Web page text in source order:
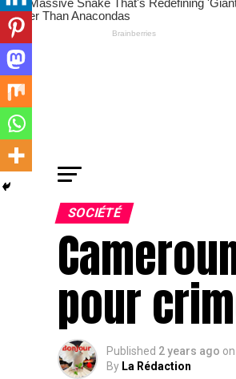
SOCIÉTÉ
pour
Published 2 years ago on
By La Rédaction